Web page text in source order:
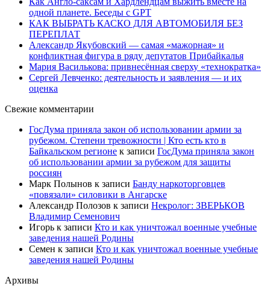
одной планете. Беседы с GPT
КАК ВЫБРАТЬ КАСКО ДЛЯ АВТОМОБИЛЯ БЕЗ
ПЕРЕПЛАТ
Александр Якубовский — самая «мажорная» и
конфликтная фигура в ряду депутатов Прибайкалья
Мария Василькова: привнесённая сверху «технократка»
Сергей Левченко: деятельность и заявления — и их
оценка
Свежие комментарии
ГосДума приняла закон об использовании армии за
рубежом. Степени тревожности | Кто есть кто в
Байкальском регионе к записи ГосДума приняла закон
об использовании армии за рубежом для защиты
россиян
Марк Полынов к записи Банду наркоторговцев
«повязали» силовики в Ангарске
Александр Полозов к записи Некролог: ЗВЕРЬКОВ
Владимир Семенович
Игорь к записи Кто и как уничтожал военные учебные
заведения нашей Родины
Семен к записи Кто и как уничтожал военные учебные
заведения нашей Родины
Архивы